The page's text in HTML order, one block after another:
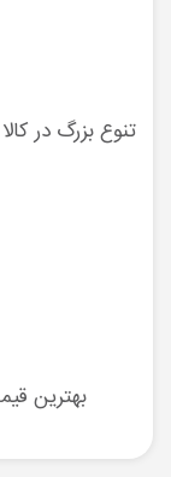
تنوع بزرگ در کالا
بهترین